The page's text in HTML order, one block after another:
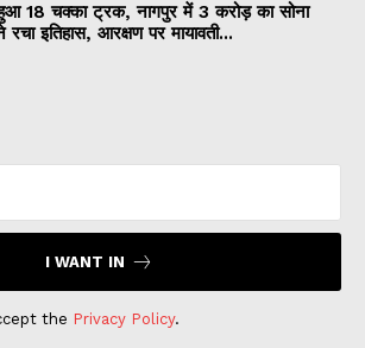
हुआ 18 चक्का ट्रक, नागपुर में 3 करोड़ का सोना
रचा इतिहास, आरक्षण पर मायावती...
I WANT IN
the Privacy Policy.